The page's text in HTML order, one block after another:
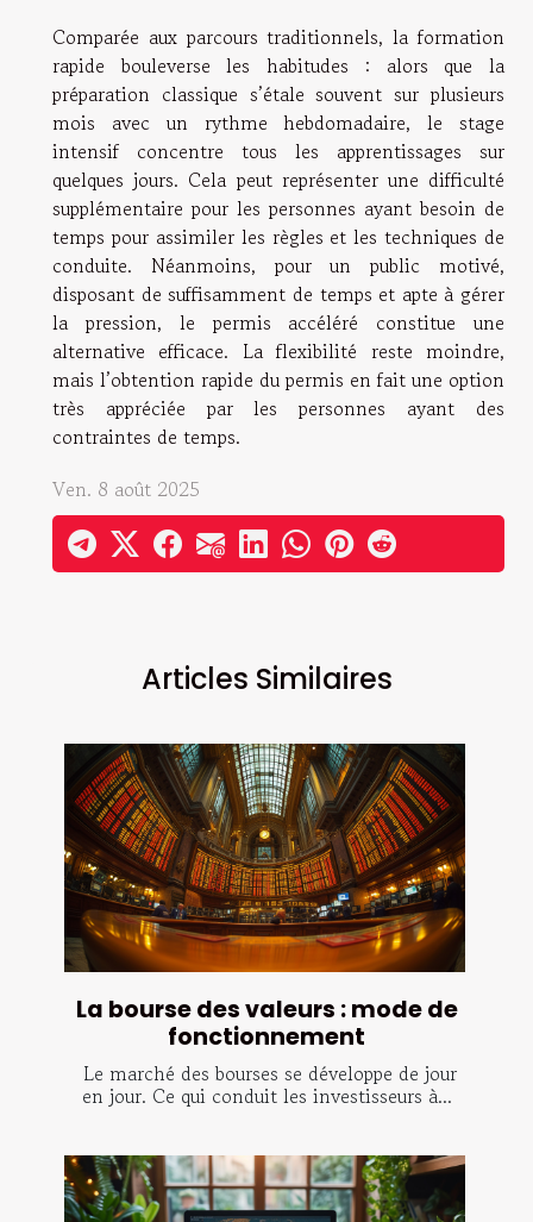
Articles Similaires
La bourse des valeurs : mode de
fonctionnement
Le marché des bourses se développe de jour
en jour. Ce qui conduit les investisseurs à...
Comparée aux parcours traditionnels, la formation
rapide bouleverse les habitudes : alors que la
préparation classique s’étale souvent sur plusieurs
mois avec un rythme hebdomadaire, le stage
intensif concentre tous les apprentissages sur
quelques jours. Cela peut représenter une difficulté
supplémentaire pour les personnes ayant besoin de
temps pour assimiler les règles et les techniques de
conduite. Néanmoins, pour un public motivé,
disposant de suffisamment de temps et apte à gérer
la pression, le permis accéléré constitue une
alternative efficace. La flexibilité reste moindre,
mais l’obtention rapide du permis en fait une option
très appréciée par les personnes ayant des
contraintes de temps.
Ven. 8 août 2025